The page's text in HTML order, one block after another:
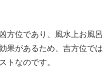
方位であり、風水上お風呂
果があるため、吉方位では
トなのです。